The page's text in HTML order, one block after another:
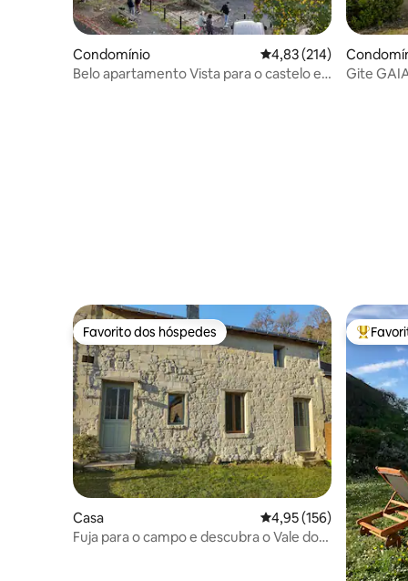
Condomínio Classificação média de
4,83 (214)
Belo apartamento Vista para o castelo e
Gite
Favorito dos hóspedes
Favorito dos hóspedes
Casa Classificação média de
4,95 (156)
Fuja para o campo e descubra o Vale do